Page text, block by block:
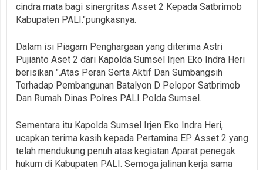
cindra mata bagi sinergritas Asset 2 Kepada Satbrimob
Kabupaten PALI."pungkasnya.
Dalam isi Piagam Penghargaan yang diterima Astri
Pujianto Aset 2 dari Kapolda Sumsel Irjen Eko Indra Heri
berisikan ".Atas Peran Serta Aktif Dan Sumbangsih
Terhadap Pembangunan Batalyon D Pelopor Satbrimob
Dan Rumah Dinas Polres PALI Polda Sumsel.
Sementara itu Kapolda Sumsel Irjen Eko Indra Heri,
ucapkan terima kasih kepada Pertamina EP Asset 2 yang
telah mendukung penuh atas kegiatan Aparat penegak
hukum di Kabupaten PALI. Semoga jalinan kerja sama